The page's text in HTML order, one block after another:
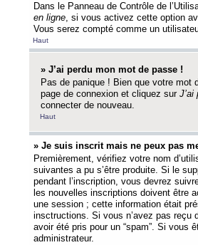
Dans le Panneau de Contrôle de
en ligne, si vous activez cette option
Vous serez compté comme un
Haut
» J’ai perdu mon mot de passe !
Pas de panique ! Bien que votre
page de connexion et cliquez sur J’ai
connecter de nouveau.
Haut
» Je suis inscrit mais ne peux pas
Premièrement, vérifiez votre nom
suivantes a pu s’être produite. Si le
pendant l’inscription, vous devrez
les nouvelles inscriptions doivent être
une session ; cette information était
insctructions. Si vous n’avez pas reçu
avoir été pris pour un “spam”. Si vous
administrateur.